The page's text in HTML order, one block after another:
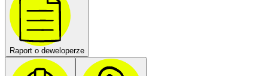
Raport o deweloperze